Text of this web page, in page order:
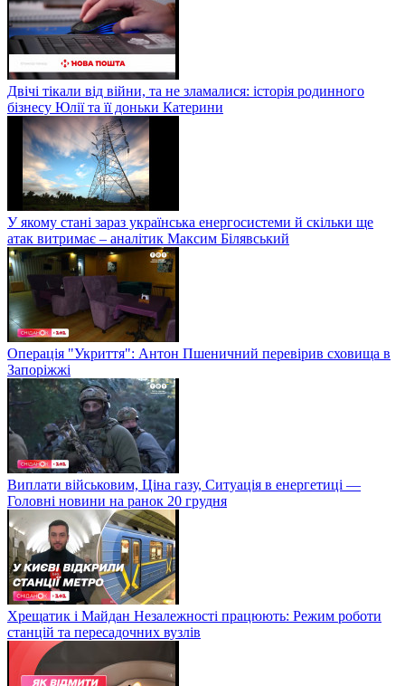
Двічі тікали від війни, та не зламалися: історія родинного
бізнесу Юлії та її доньки Катерини
У якому стані зараз українська енергосистеми й скільки ще
атак витримає – аналітик Максим Білявський
Операція "Укриття": Антон Пшеничний перевірив сховища в
Запоріжжі
Виплати військовим, Ціна газу, Ситуація в енергетиці —
Головні новини на ранок 20 грудня
Хрещатик і Майдан Незалежності працюють: Режим роботи
станцій та пересадочних вузлів